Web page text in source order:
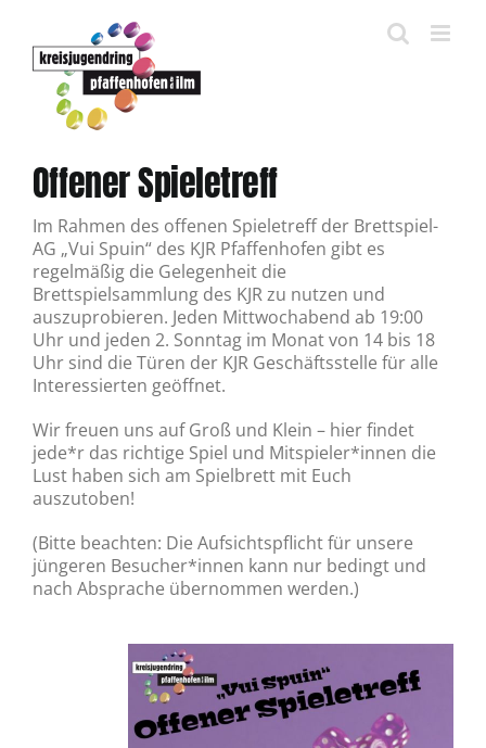
springen
Offener Spieletreff
Im Rahmen des offenen Spieletreff der Brettspiel-
AG „Vui Spuin“ des KJR Pfaffenhofen gibt es
regelmäßig die Gelegenheit die
Brettspielsammlung des KJR zu nutzen und
auszuprobieren. Jeden Mittwochabend ab 19:00
Uhr und jeden 2. Sonntag im Monat von 14 bis 18
Uhr sind die Türen der KJR Geschäftsstelle für alle
Interessierten geöffnet.
Wir freuen uns auf Groß und Klein – hier findet
jede*r das richtige Spiel und Mitspieler*innen die
Lust haben sich am Spielbrett mit Euch
auszutoben!
(Bitte beachten: Die Aufsichtspflicht für unsere
jüngeren Besucher*innen kann nur bedingt und
nach Absprache übernommen werden.)